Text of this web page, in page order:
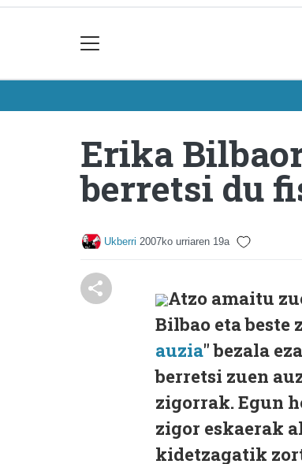
Erika
berretsi du
Ukberri 2007ko urriaren 19a
Atzo amaitu
Bilbao eta beste
auzia" bezala
berretsi zuen
zigorrak. Egun
zigor eskaerak
kidetzagatik